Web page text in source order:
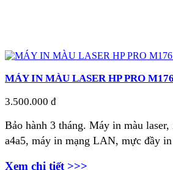
MÁY IN MÀU LASER HP PRO
3.500.000 đ
Bảo hành 3 tháng. Máy in màu
a4a5, máy in mạng LAN, mực đầy
Xem chi tiết >>>